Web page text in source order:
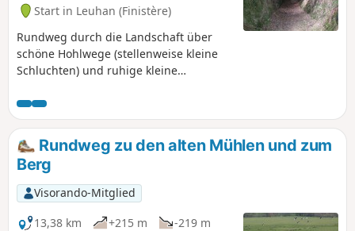
Start in Leuhan (Finistère)
Rundweg durch die Landschaft über
schöne Hohlwege (stellenweise kleine
Schluchten) und ruhige kleine
Montagnes Noires und die Landschaft,
die von der Rinderzucht geprägt ist.
Route im Winter nicht begehbar (siehe
praktische Informationen).
Rundweg zu den alten Mühlen und zum
Berg
Visorando-Mitglied
13,38 km
+215 m
-219 m